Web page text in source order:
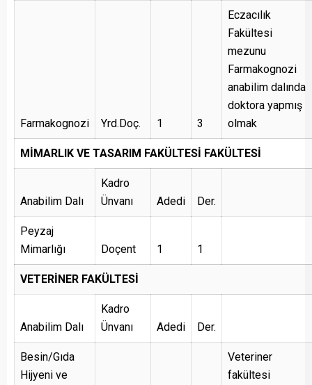
Farmakognozi Yrd.Doç. 1 3
Eczacılık
Fakültesi
mezunu
Farmakognozi
anabilim dalında
doktora yapmış
olmak
MİMARLIK VE TASARIM FAKÜLTESİ FAKÜLTESİ
Anabilim Dalı
Kadro
Ünvanı
Adedi Der.
Peyzaj
Mimarlığı
Doçent 1 1
VETERİNER FAKÜLTESİ
Anabilim Dalı
Kadro
Ünvanı
Adedi Der.
Besin/Gıda
Hijyeni ve
Veteriner
fakültesi